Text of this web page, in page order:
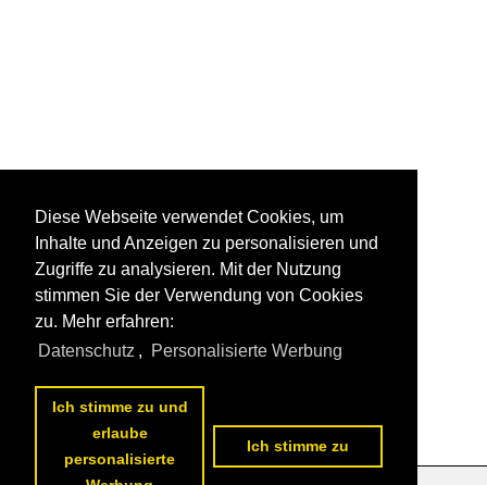
Diese Webseite verwendet Cookies, um
Inhalte und Anzeigen zu personalisieren und
Zugriffe zu analysieren. Mit der Nutzung
stimmen Sie der Verwendung von Cookies
zu. Mehr erfahren:
Datenschutz , Personalisierte Werbung
Ich stimme zu und
erlaube
personalisierte
Ich stimme zu